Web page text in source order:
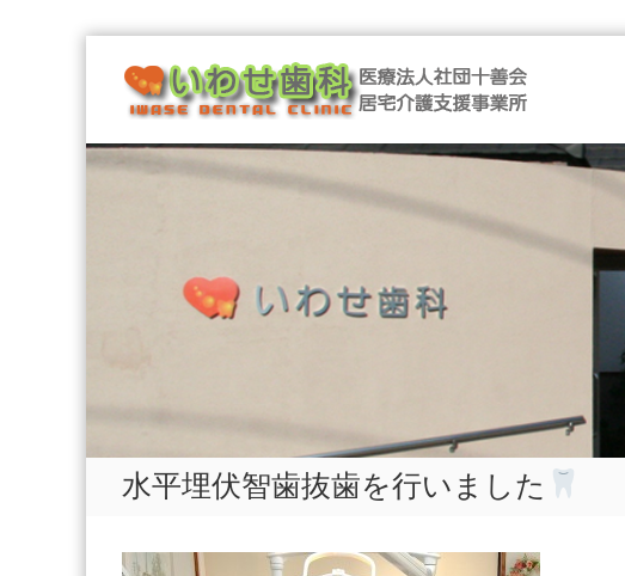
content
医
療
法
人
社
会
歯
医
療
社
水平埋伏智歯抜歯を行いました